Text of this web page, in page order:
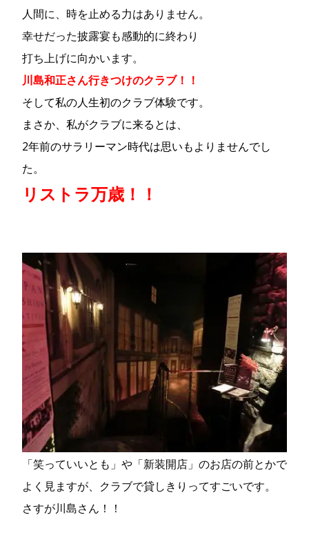
人間に、時を止める力はありません。
幸せだった披露宴も感動的に終わり
打ち上げに向かいます。
川島和正さん行きつけのクラブ！！
そして私の人生初のクラブ体験です。
まさか、私がクラブに来るとは、
2年前のサラリーマン時代は思いもよりませんでし
た。
リストラ万歳！！
「笑っていいとも」や「新装開店」のお店の前とかで
よく見ますが、クラブで貸しきりってすごいです。
さすが川島さん！！